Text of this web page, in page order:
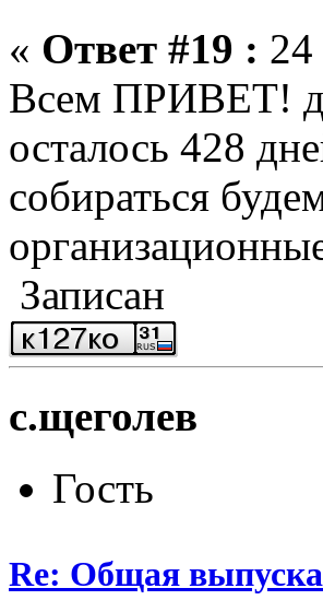
« Ответ #19 : 24
Всем ПРИВЕТ!
осталось 428
собираться
Записан
c.щеголев
Гость
Re: Общая выпуска